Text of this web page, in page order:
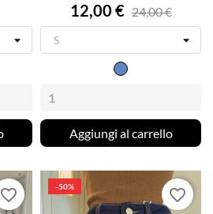
12,00 € 24,00 €
Denim
Aggiungi al carrello
favorite_border -50% favorite_border